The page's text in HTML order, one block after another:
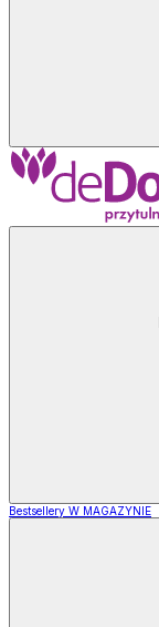
Bestsellery W MAGAZYNIE